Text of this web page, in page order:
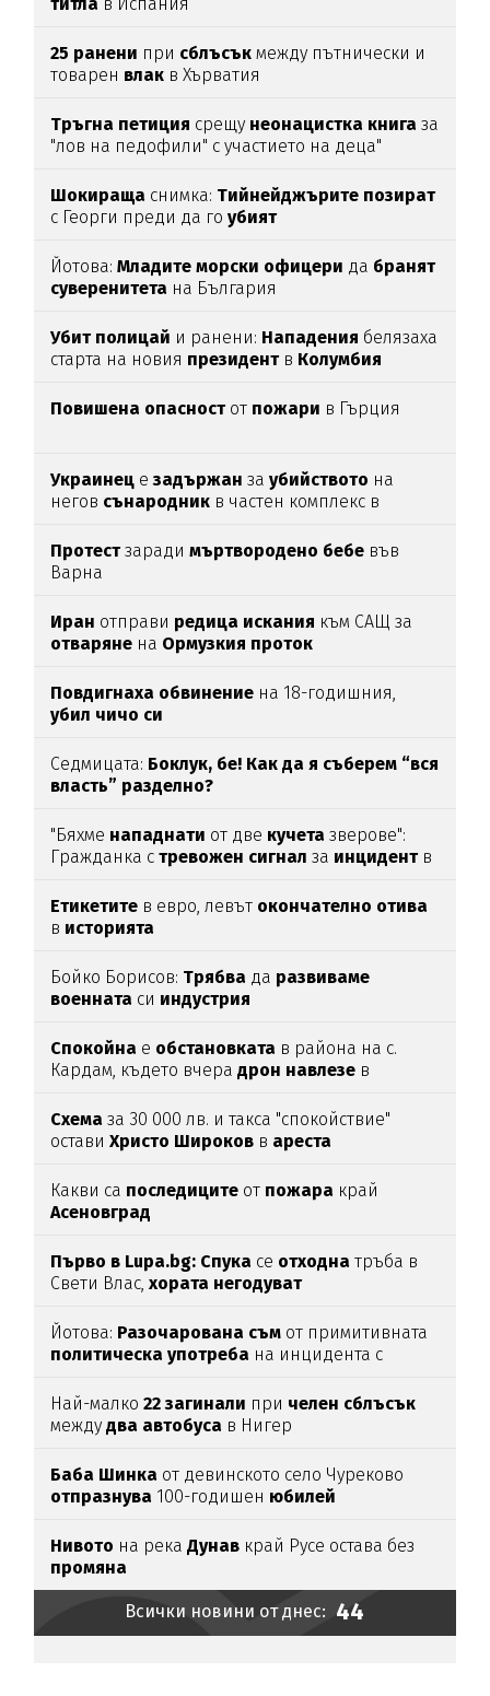
25 ранени при сблъсък между пътнически и
товарен влак в Хърватия
Тръгна петиция срещу неонацистка книга за
"лов на педофили" с участието на деца"
Шокираща снимка: Тийнейджърите позират
с Георги преди да гоубият
Йотова:Младите морски офицери да бранят
суверенитета на България
Убит полицай и ранени: Нападения белязаха
старта на новия президентв Колумбия
Повишена опасностот пожари в Гърция
Украинец езадържан заубийството на
негов сънародник в частен комплекс в
Протестзарадимъртвородено бебе във
Варна
Иран отправи редица искания към САЩ за
отваряне на Ормузкия проток
Повдигнаха обвинение на 18-годишния,
убил чичо си
Седмицата: Боклук, бе! Как да я съберем “вся
власть” разделно?
"Бяхме нападнати от две кучета зверове":
Гражданка стревожен сигнал за инцидентв
Етикетите в евро, левът окончателно отива
в историята
Бойко Борисов: Трябва да развиваме
военната си индустрия
Спокойна е обстановката в района на с.
Кардам, където вчерадрон навлезе в
Схема за 30 000 лв. и такса "спокойствие"
оставиХристо Широков в ареста
Какви са последиците от пожара край
Асеновград
Първо в Lupa.bg: Спука се отходна тръба в
Свети Влас,хората негодуват
Йотова: Разочарована съм от примитивната
политическа употреба на инцидента с
Най-малко22 загинали при челен сблъсък
междудва автобуса в Нигер
Баба Шинка от девинското село Чуреково
отпразнува 100-годишен юбилей
Нивото на рекаДунав край Русе остава без
промяна
Всички новини от днес: 44